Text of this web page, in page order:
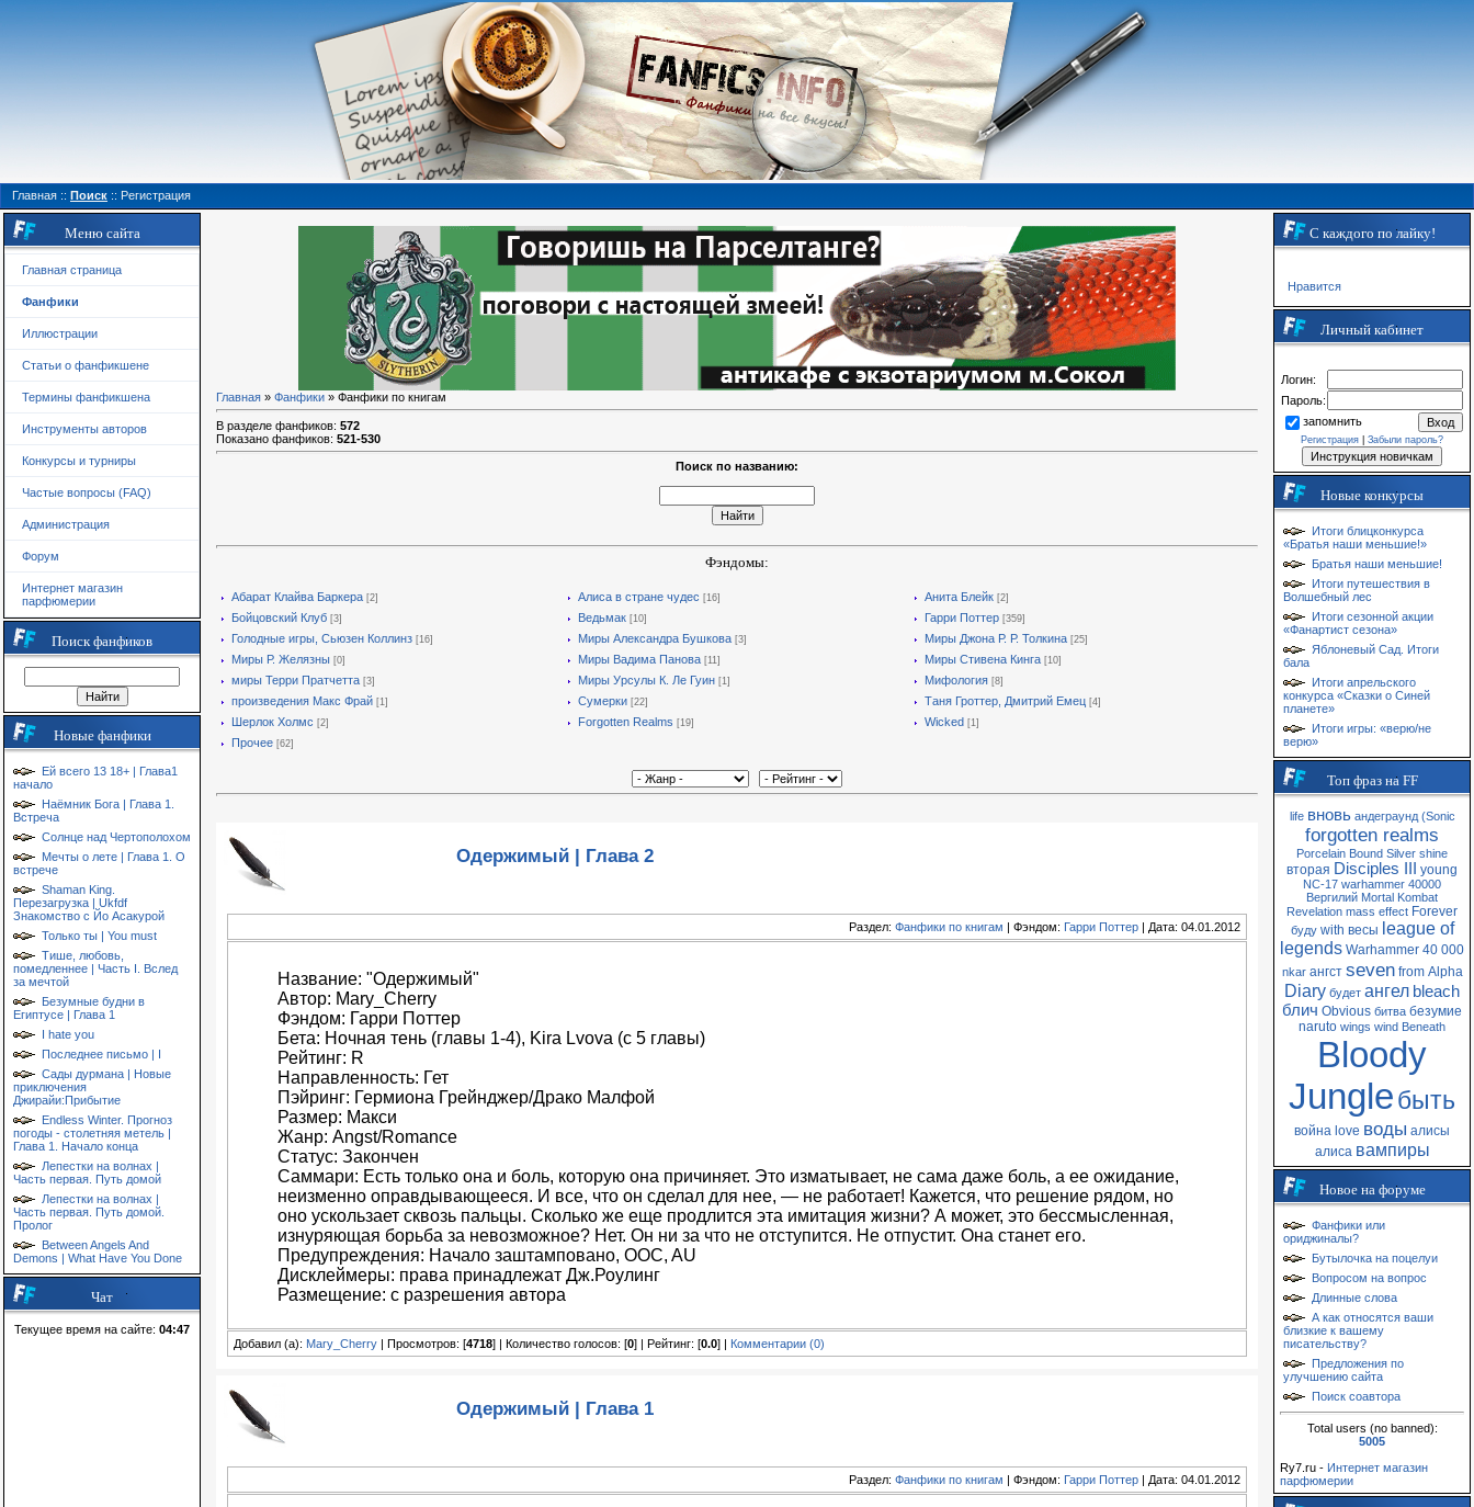
Главная :: Поиск :: Регистрация
Меню сайта
Главная страница
Фанфики
Иллюстрации
Статьи о фанфикшене
Термины фанфикшена
Инструменты авторов
Конкурсы и турниры
Частые вопросы (FAQ)
Администрация
Форум
Интернет магазин
парфюмерии
Поиск фанфиков
Новые фанфики
Ей всего 13 18+ | Глава1
начало
Наёмник Бога | Глава 1.
Встреча
Солнце над Чертополохом
Мечты о лете | Глава 1. О
встрече
Shaman King.
Перезагрузка | Ukfdf
Знакомство с Йо Асакурой
Только ты | You must
Тише, любовь,
помедленнее | Часть I. Вслед
за мечтой
Безумные будни в
Египтусе | Глава 1
I hate you
Последнее письмо | I
Сады дурмана | Новые
приключения
Джирайи:Прибытие
Endless Winter. Прогноз
погоды - столетняя метель |
Глава 1. Начало конца
Лепестки на волнах |
Часть первая. Путь домой
Лепестки на волнах |
Часть первая. Путь домой.
Пролог
Between Angels And
Demons | What Have You Done
Чат
Текущее время на сайте: 04:47
Главная » Фанфики » Фанфики по книгам
В разделе фанфиков: 572
Показано фанфиков: 521-530
Поиск по названию:
Фэндомы:
Абарат Клайва Баркера [2] Алиса в стране чудес [16] Анита Блейк [2]
Бойцовский Клуб [3] Ведьмак [10] Гарри Поттер [359]
Голодные игры, Сьюзен Коллинз [16] Миры Александра Бушкова [3] Миры Джона Р. Р. Толкина [25]
Миры Р. Желязны [0] Миры Вадима Панова [11] Миры Стивена Кинга [10]
миры Терри Пратчетта [3] Миры Урсулы К. Ле Гуин [1] Мифология [8]
произведения Макс Фрай [1] Сумерки [22] Таня Гроттер, Дмитрий Емец [4]
Шерлок Холмс [2] Forgotten Realms [19] Wicked [1]
Прочее [62]
Одержимый | Глава 2
Раздел: Фанфики по книгам | Фэндом: Гарри Поттер | Дата: 04.01.2012
Название: "Одержимый"
Автор: Mary_Cherry
Фэндом: Гарри Поттер
Бета: Ночная тень (главы 1-4), Kira Lvova (с 5 главы)
Рейтинг: R
Направленность: Гет
Пэйринг: Гермиона Грейнджер/Драко Малфой
Размер: Макси
Жанр: Angst/Romance
Статус: Закончен
Саммари: Есть только она и боль, которую она причиняет. Это изматывает, не сама даже боль, а ее ожидание,
неизменно оправдывающееся. И все, что он сделал для нее, — не работает! Кажется, что решение рядом, но
оно ускользает сквозь пальцы. Сколько же еще продлится эта имитация жизни? А может, это бессмысленная,
изнуряющая борьба за невозможное? Нет. Он ни за что не отступится. Не отпустит. Она станет его.
Предупреждения: Начало заштамповано, OOC, AU
Дисклеймеры: права принадлежат Дж.Роулинг
Размещение: с разрешения автора
Добавил (а): Mary_Cherry | Просмотров: [4718] | Количество голосов: [0] | Рейтинг: [0.0] | Комментарии (0)
Одержимый | Глава 1
Раздел: Фанфики по книгам | Фэндом: Гарри Поттер | Дата: 04.01.2012
С каждого по лайку!
Нравится
Личный кабинет
Логин:
Пароль:
запомнить
Регистрация Забыли пароль?
Новые конкурсы
Итоги блицконкурса
«Братья наши меньшие!»
Братья наши меньшие!
Итоги путешествия в
Волшебный лес
Итоги сезонной акции
«Фанартист сезона»
Яблоневый Сад. Итоги
бала
Итоги апрельского
конкурса «Сказки о Синей
планете»
Итоги игры: «верю/не
верю»
Топ фраз на FF
life вновь андеграунд (Sonic
forgotten realms
Porcelain Bound Silver shine
вторая Disciples III young
NC-17 warhammer 40000
Вергилий Mortal Kombat
Revelation mass effect Forever
буду with весы league of
legends Warhammer 40 000
nkar ангст seven from Alpha
Diary будет ангел bleach
блич Obvious битва безумие
naruto wings wind Beneath
Bloody
Jungleбыть
война love воды алисы
алиса вампиры
Новое на форуме
Фанфики или
ориджиналы?
Бутылочка на поцелуи
Вопросом на вопрос
Длинные слова
А как относятся ваши
близкие к вашему
писательству?
Предложения по
улучшению сайта
Поиск соавтора
Total users (no banned):
5005
Ry7.ru - Интернет магазин
парфюмерии